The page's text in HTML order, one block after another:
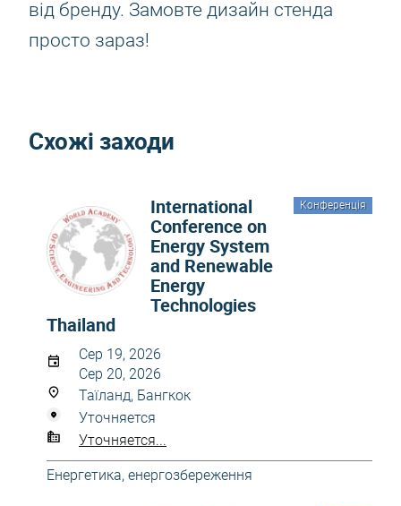
від бренду. Замовте дизайн стенда
просто зараз!
Схожі заходи
Конференція
International
Conference on
Energy System
and Renewable
Energy
Technologies
Thailand
Сер 19, 2026
Сер 20, 2026
Таїланд, Бангкок
Уточняется
Уточняется...
Енергетика, енергозбереження